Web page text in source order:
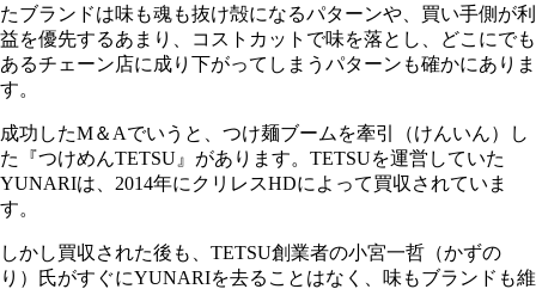
たブランドは味も魂も抜け殻になるパターンや、買い手側が利
益を優先するあまり、コストカットで味を落とし、どこにでも
あるチェーン店に成り下がってしまうパターンも確かにありま
す。
成功したM＆Aでいうと、つけ麺ブームを牽引（けんいん）し
た『つけめんTETSU』があります。TETSUを運営していた
YUNARIは、2014年にクリレスHDによって買収されていま
す。
しかし買収された後も、TETSU創業者の小宮一哲（かずの
り）氏がすぐにYUNARIを去ることはなく、味もブランドも維